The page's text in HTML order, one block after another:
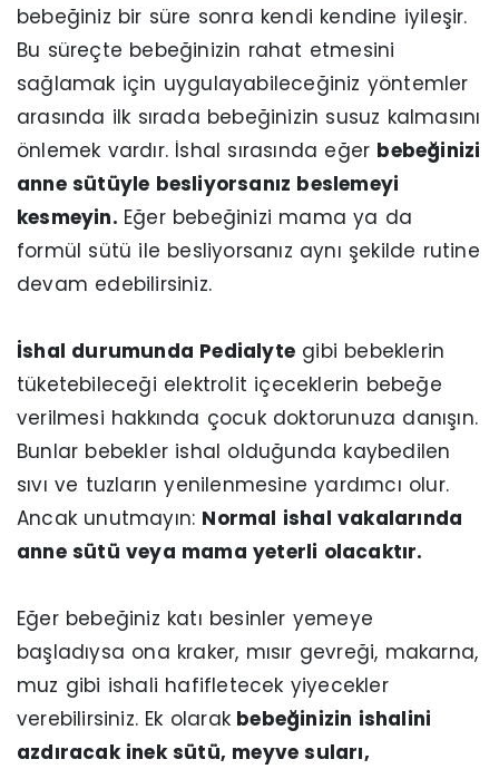
bebeğiniz bir süre sonra kendi kendine iyileşir.
Bu süreçte bebeğinizin rahat etmesini
sağlamak için uygulayabileceğiniz yöntemler
arasında ilk sırada bebeğinizin susuz kalmasını
önlemek vardır. İshal sırasında eğer bebeğinizi
anne sütüyle besliyorsanız beslemeyi
kesmeyin. Eğer bebeğinizi mama ya da
formül sütü ile besliyorsanız aynı şekilde rutine
devam edebilirsiniz.
İshal durumunda Pedialyte gibi bebeklerin
tüketebileceği elektrolit içeceklerin bebeğe
verilmesi hakkında çocuk doktorunuza danışın.
Bunlar bebekler ishal olduğunda kaybedilen
sıvı ve tuzların yenilenmesine yardımcı olur.
Ancak unutmayın: Normal ishal vakalarında
anne sütü veya mama yeterli olacaktır.
Eğer bebeğiniz katı besinler yemeye
başladıysa ona kraker, mısır gevreği, makarna,
muz gibi ishali hafifletecek yiyecekler
verebilirsiniz. Ek olarak bebeğinizin ishalini
azdıracak inek sütü, meyve suları,